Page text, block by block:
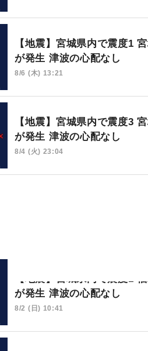
【地震】宮城県内で震度1
が発生 津波の心配なし
8/6 (木) 13:21
【地震】宮城県内で震度3
が発生 津波の心配なし
8/4 (火) 23:04
【地震】宮城県内で震度1
が発生 津波の心配なし
8/2 (日) 10:41